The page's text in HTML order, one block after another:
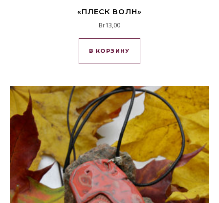
«ПЛЕСК ВОЛН»
Br13,00
В КОРЗИНУ